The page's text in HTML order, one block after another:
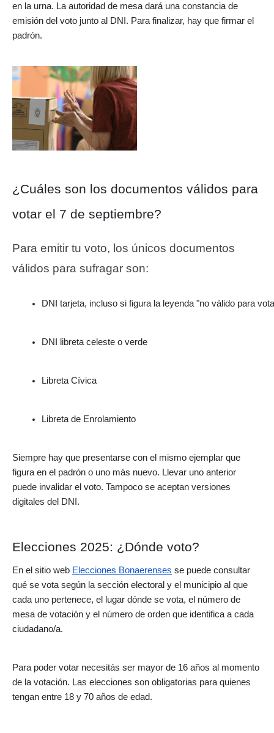
en la urna. La autoridad de mesa dará una constancia de
emisión del voto junto al DNI. Para finalizar, hay que firmar el
padrón.
¿Cuáles son los documentos válidos para
votar el 7 de septiembre?
Para emitir tu voto, los únicos documentos
válidos para sufragar son:
DNI tarjeta, incluso si figura la leyenda "no válido para
DNI libreta celeste o verde
Libreta Cívica
Libreta de Enrolamiento
Siempre hay que presentarse con el mismo ejemplar que
figura en el padrón o uno más nuevo. Llevar uno anterior
puede invalidar el voto. Tampoco se aceptan versiones
digitales del DNI.
Elecciones 2025: ¿Dónde voto?
En el sitio web Elecciones Bonaerenses se puede consultar
qué se vota según la sección electoral y el municipio al que
cada uno pertenece, el lugar dónde se vota, el número de
mesa de votación y el número de orden que identifica a cada
ciudadano/a.
Para poder votar necesitás ser mayor de 16 años al momento
de la votación. Las elecciones son obligatorias para quienes
tengan entre 18 y 70 años de edad.